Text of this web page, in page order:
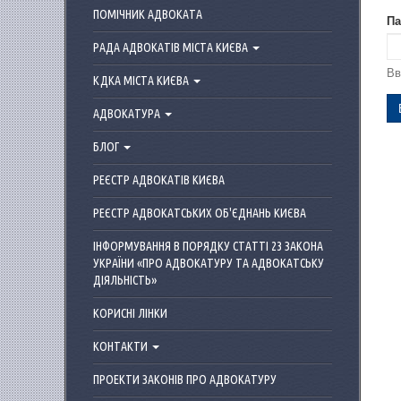
ПОМІЧНИК АДВОКАТА
РАДА АДВОКАТІВ МІСТА КИЄВА
КДКА МІСТА КИЄВА
АДВОКАТУРА
БЛОГ
РЕЄСТР АДВОКАТІВ КИЄВА
РЕЄСТР АДВОКАТСЬКИХ ОБ'ЄДНАНЬ КИЄВА
ІНФОРМУВАННЯ В ПОРЯДКУ СТАТТІ 23 ЗАКОНА
УКРАЇНИ «ПРО АДВОКАТУРУ ТА АДВОКАТСЬКУ
ДІЯЛЬНІСТЬ»
КОРИСНІ ЛІНКИ
КОНТАКТИ
ПРОЕКТИ ЗАКОНІВ ПРО АДВОКАТУРУ